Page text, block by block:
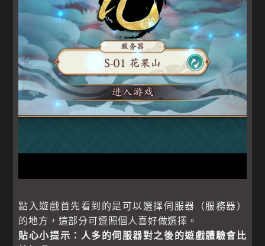
點入遊戲首先看到的是可以選擇伺服器（服務器）
的地方，這部分可遵照個人喜好做選擇。
貼心小提示：人多的伺服器對之後的遊戲體驗會比